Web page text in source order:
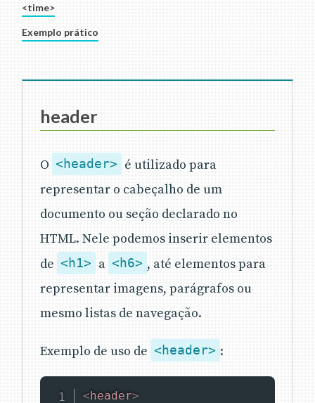
<time>
Exemplo prático
header
O <header> é utilizado para
representar o cabeçalho de um
documento ou seção declarado no
HTML. Nele podemos inserir elementos
de <h1> a <h6> , até elementos para
representar imagens, parágrafos ou
mesmo listas de navegação.
Exemplo de uso de <header> :
<header>